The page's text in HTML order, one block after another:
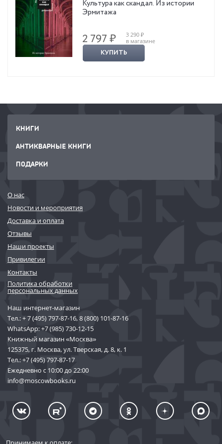
Культура как скандал. Из истории
Эрмитажа
2 797 ₽
3 290 ₽
в магазине
КУПИТЬ
КНИГИ
АНТИКВАРНЫЕ КНИГИ
ПОДАРКИ
О нас
Новости и мероприятия
Доставка и оплата
Отзывы
Наши проекты
Привилегии
Контакты
Политика обработки
персональных данных
Наш интернет-магазин
Тел.:+ 7 (495) 797-87-16,8 (800) 101-87-16
WhatsApp:+7 (985) 730-12-15
Книжный магазин «Москва»
125375, г. Москва, ул. Тверская, д. 8, к. 1
Тел.:+7 (495) 797-87-17
Ежедневно с 10:00 до 22:00
info@moscowbooks.ru